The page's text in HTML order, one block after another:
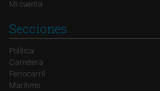
Mi cuenta
Secciones
Política
Carretera
Ferrocarril
Marítimo